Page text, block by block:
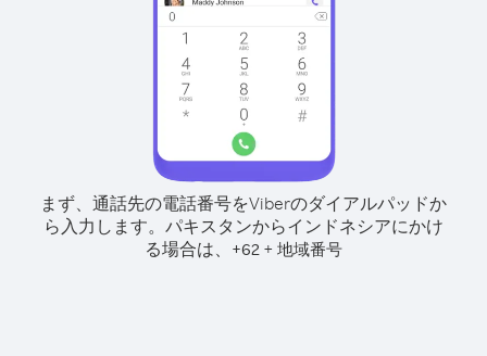
まず、通話先の電話番号をViberのダイアルパッドか
ら入力します。 パキスタンからインドネシアにかけ
る場合は、 +62 + 地域番号